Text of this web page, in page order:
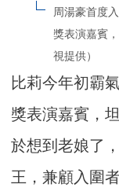
周湯豪首度
獎表演嘉賓
視提供）
比莉今年初霸
獎表演嘉賓，
於想到老娘了
王，兼顧入圍